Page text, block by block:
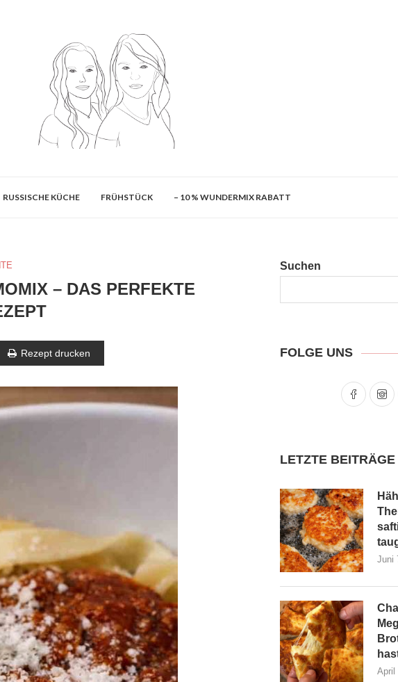
RUSSISCHE KÜCHE FRÜHSTÜCK – 10 % WUNDERMIX RABATT
– DAS PERFEKTE
Rezept drucken
Suchen
FOLGE UNS
LETZTE BEITRÄGE
Juni
April